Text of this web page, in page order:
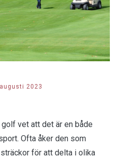
2023
vet att det är en både
Ofta åker den som
för att delta i olika